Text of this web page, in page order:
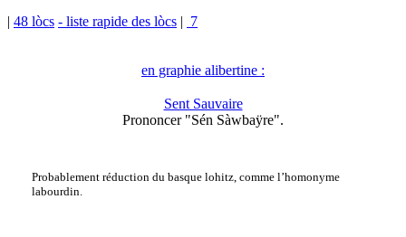
| 48 lòcs - liste rapide des lòcs | 7
en graphie alibertine :
Sent Sauvaire
Prononcer "Sén Sàwbaÿre".
Probablement réduction du basque lohitz, comme l’homonyme
labourdin.